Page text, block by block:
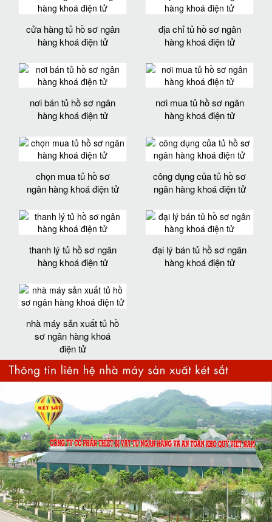
cửa hàng tủ hồ sơ ngân
hàng khoá điện tử
địa chỉ tủ hồ sơ ngân
hàng khoá điện tử
nơi bán tủ hồ sơ ngân
hàng khoá điện tử
nơi mua tủ hồ sơ ngân
hàng khoá điện tử
chọn mua tủ hồ sơ
ngân hàng khoá điện tử
công dụng của tủ hồ sơ
ngân hàng khoá điện tử
thanh lý tủ hồ sơ ngân
hàng khoá điện tử
đại lý bán tủ hồ sơ ngân
hàng khoá điện tử
nhà máy sản xuất tủ hồ
sơ ngân hàng khoá
điện tử